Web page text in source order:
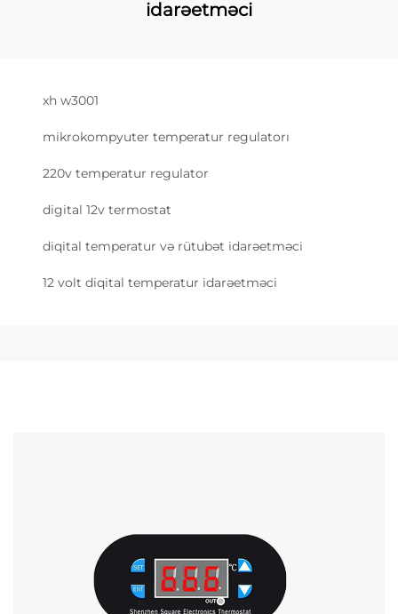
idarəetməci
xh w3001
mikrokompyuter temperatur regulatorı
220v temperatur regulator
digital 12v termostat
diqital temperatur və rütubət idarəetməci
12 volt diqital temperatur idarəetməci